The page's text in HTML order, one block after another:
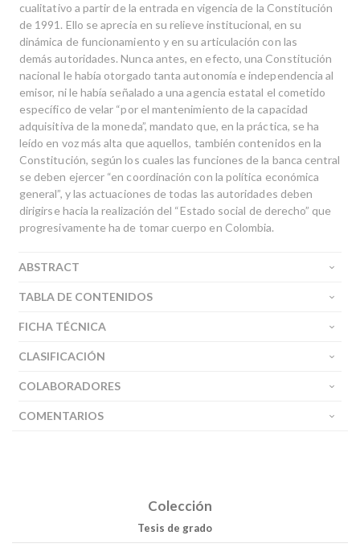
cualitativo a partir de la entrada en vigencia de la Constitución
de 1991. Ello se aprecia en su relieve institucional, en su
dinámica de funcionamiento y en su articulación con las
demás autoridades. Nunca antes, en efecto, una Constitución
nacional le había otorgado tanta autonomía e independencia al
emisor, ni le había señalado a una agencia estatal el cometido
específico de velar “por el mantenimiento de la capacidad
adquisitiva de la moneda”, mandato que, en la práctica, se ha
leído en voz más alta que aquellos, también contenidos en la
Constitución, según los cuales las funciones de la banca central
se deben ejercer “en coordinación con la política económica
general”, y las actuaciones de todas las autoridades deben
dirigirse hacia la realización del “Estado social de derecho” que
progresivamente ha de tomar cuerpo en Colombia.
ABSTRACT
TABLA DE CONTENIDOS
FICHA TÉCNICA
CLASIFICACIÓN
COLABORADORES
COMENTARIOS
Colección
Tesis de grado